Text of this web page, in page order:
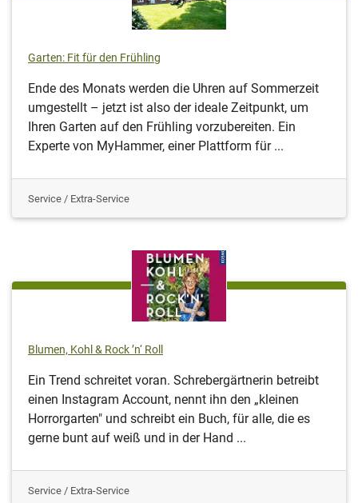
Garten: Fit für den Frühling
Ende des Monats werden die Uhren auf Sommerzeit
umgestellt – jetzt ist also der ideale Zeitpunkt, um
Ihren Garten auf den Frühling vorzubereiten. Ein
Experte von MyHammer, einer Plattform für ...
Service / Extra-Service
Blumen, Kohl & Rock ’n‘ Roll
Ein Trend schreitet voran. Schrebergärtnerin betreibt
einen Instagram Account, nennt ihn den „kleinen
Horrorgarten" und schreibt ein Buch, für alle, die es
gerne bunt auf weiß und in der Hand ...
Service / Extra-Service